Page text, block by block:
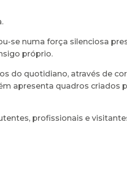
se numa força silenciosa
próprio.
do quotidiano, através de
apresenta quadros criados
profissionais e